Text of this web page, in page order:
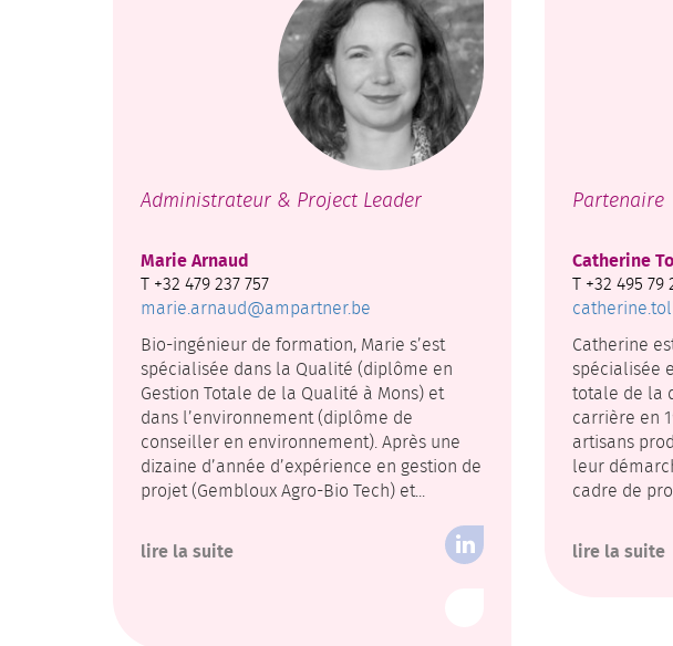
Administrateur & Project Leader
Marie Arnaud
T +32 479 237 757
marie.arnaud@ampartner.be
Bio-ingénieur de formation, Marie s’est
spécialisée dans la Qualité (diplôme en
Gestion Totale de la Qualité à Mons) et
dans l’environnement (diplôme de
conseiller en environnement). Après une
dizaine d’année d’expérience en gestion de
projet (Gembloux Agro-Bio Tech) et...
lire la suite
Partenaire
Catherine
T +32 495 79
Catherine
spécialisée
totale de la
carrière en
artisans
leur
cadre de
lire la suite